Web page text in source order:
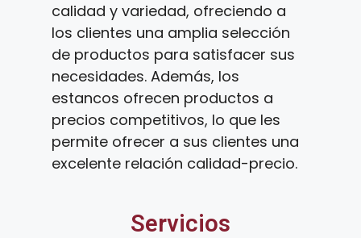
calidad y variedad, ofreciendo a
los clientes una amplia selección
de productos para satisfacer sus
necesidades. Además, los
estancos ofrecen productos a
precios competitivos, lo que les
permite ofrecer a sus clientes una
excelente relación calidad-precio.
Servicios